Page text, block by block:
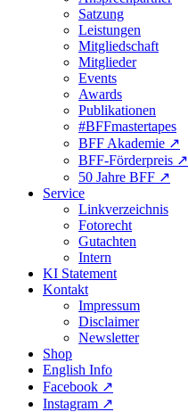
Satzung
Leistungen
Mitgliedschaft
Mitglieder
Events
Awards
Publikationen
#BFFmastertapes
BFF Akademie ↗︎
BFF-Förderpreis ↗︎
50 Jahre BFF ↗︎
Service
Linkverzeichnis
Fotorecht
Gutachten
Intern
KI Statement
Kontakt
Impressum
Disclaimer
Newsletter
Shop
English Info
Facebook ↗︎
Instagram ↗︎